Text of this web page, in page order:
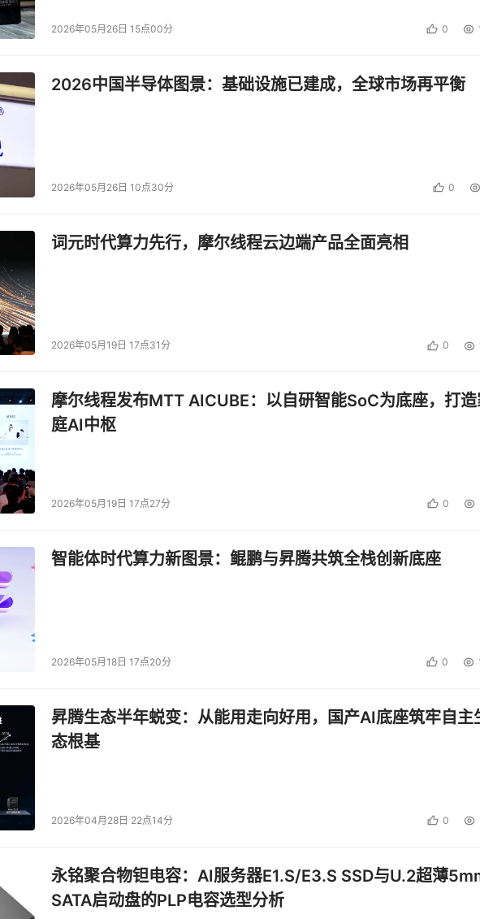
仅供参考，不构成投资建议。
2026年05月26日 15点00分 0
2026中国半导体图景：基础设施已建成，全球市场再平衡
2026年05月26日 10点30分 0
词元时代算力先行，摩尔线程云边端产品全面亮相
2026年05月19日 17点31分 0
摩尔线程发布MTT AICUBE：以自研智能SoC为底座，打
庭AI中枢
2026年05月19日 17点27分 0
智能体时代算力新图景：鲲鹏与昇腾共筑全栈创新底座
2026年05月18日 17点20分 0
昇腾生态半年蜕变：从能用走向好用，国产AI底座筑牢自主
态根基
2026年04月28日 22点14分 0
永铭聚合物钽电容：AI服务器E1.S/E3.S SSD与U.2超薄
SATA启动盘的PLP电容选型分析